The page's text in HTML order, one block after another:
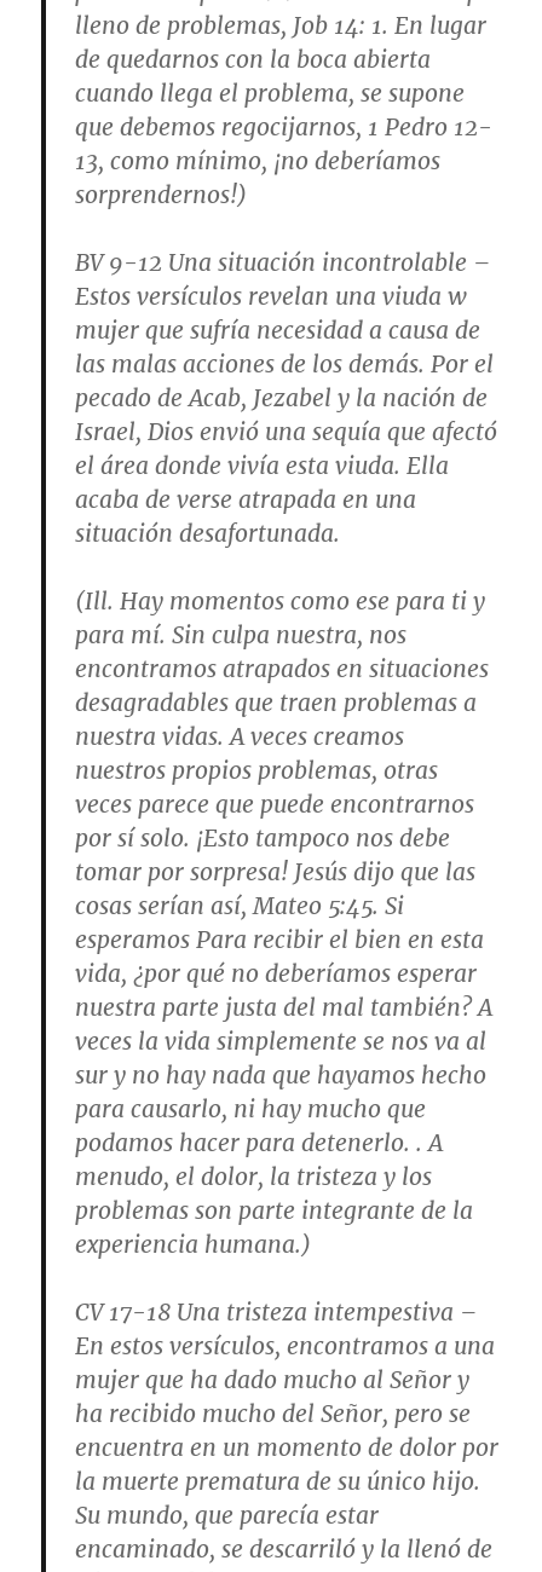
lleno de problemas, Job 14: 1. En lugar
de quedarnos con la boca abierta
cuando llega el problema, se supone
que debemos regocijarnos, 1 Pedro 12-
13, como mínimo, ¡no deberíamos
sorprendernos!)
BV 9-12 Una situación incontrolable –
Estos versículos revelan una viuda w
mujer que sufría necesidad a causa de
las malas acciones de los demás. Por el
pecado de Acab, Jezabel y la nación de
Israel, Dios envió una sequía que afectó
el área donde vivía esta viuda. Ella
acaba de verse atrapada en una
situación desafortunada.
(Ill. Hay momentos como ese para ti y
para mí. Sin culpa nuestra, nos
encontramos atrapados en situaciones
desagradables que traen problemas a
nuestra vidas. A veces creamos
nuestros propios problemas, otras
veces parece que puede encontrarnos
por sí solo. ¡Esto tampoco nos debe
tomar por sorpresa! Jesús dijo que las
cosas serían así, Mateo 5:45. Si
esperamos Para recibir el bien en esta
vida, ¿por qué no deberíamos esperar
nuestra parte justa del mal también? A
veces la vida simplemente se nos va al
sur y no hay nada que hayamos hecho
para causarlo, ni hay mucho que
podamos hacer para detenerlo. . A
menudo, el dolor, la tristeza y los
problemas son parte integrante de la
experiencia humana.)
CV 17-18 Una tristeza intempestiva –
En estos versículos, encontramos a una
mujer que ha dado mucho al Señor y
ha recibido mucho del Señor, pero se
encuentra en un momento de dolor por
la muerte prematura de su único hijo.
Su mundo, que parecía estar
encaminado, se descarriló y la llenó de